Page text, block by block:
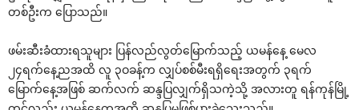
တစ်ဦးက ‌ပြောသည်။
ဖမ်းဆီးခံထားရသူများ ပြန်လည်လွတ်‌မြောက်သည့် ယမန်‌နေ့ ‌မေလ
၂၄ရက်‌နေ့ညအထိ လူ ၃ဝခန့်က လျှပ်စစ်မီးရရှိ‌ရေးအတွက် ၃ရက်
‌မြောက်‌နေ့အဖြစ် ဆက်လက် ဆန္ဒပြလျှက်ရှိသကဲ့သို့ အလားတူ ရန်ကုန်မြို့